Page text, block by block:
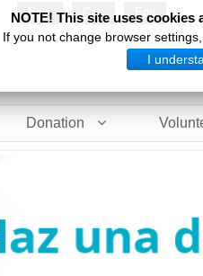
Esp Cat Eng
NOTE! This site uses cookies
If you not change browser
I
Donation